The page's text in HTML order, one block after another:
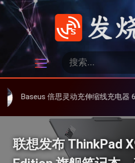
跳
发烧友
：
动充伸缩线充电器 67W 3C，超耐用可伸缩线、氮化镓、3C多设备同时充
联想发布 ThinkPad